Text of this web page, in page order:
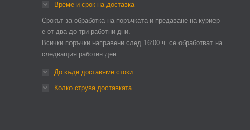
Време и срок на доставка
Срокът за обработка на поръчката и предаване на куриер
е от два до три работни дни.
Всички поръчки направени след 16:00 ч. се обработват на
следващия работен ден.
До къде доставяме стоки
Колко струва доставката